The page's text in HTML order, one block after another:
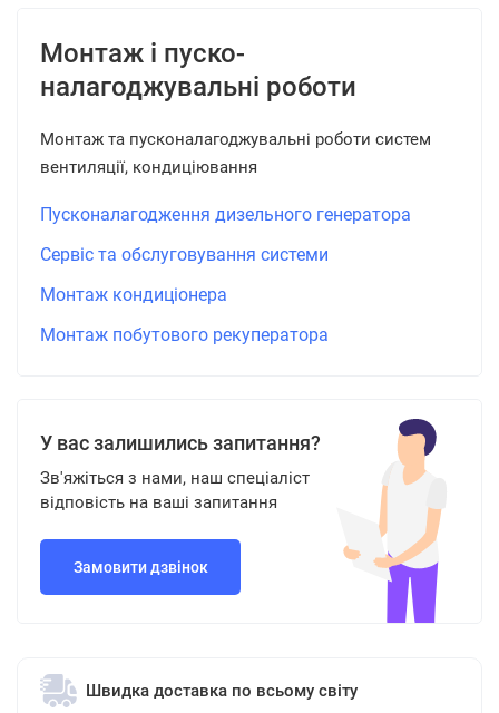
Монтаж і пуско-
налагоджувальні роботи
Монтаж та пусконалагоджувальні роботи систем
вентиляції, кондиціювання
Пусконалагодження дизельного генератора
Сервіс та обслуговування системи
Монтаж кондиціонера
Монтаж побутового рекуператора
У вас залишились запитання?
Зв'яжіться з нами, наш спеціаліст
відповість на ваші запитання
Замовити дзвінок
Швидка доставка по всьому світу